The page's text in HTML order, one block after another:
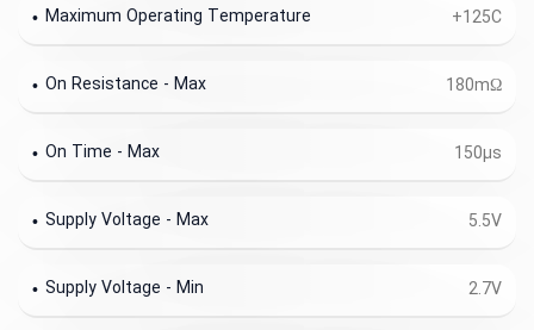
+125C
Maximum Operating Temperature
180mΩ
On Resistance - Max
150µs
On Time - Max
5.5V
Supply Voltage - Max
2.7V
Supply Voltage - Min